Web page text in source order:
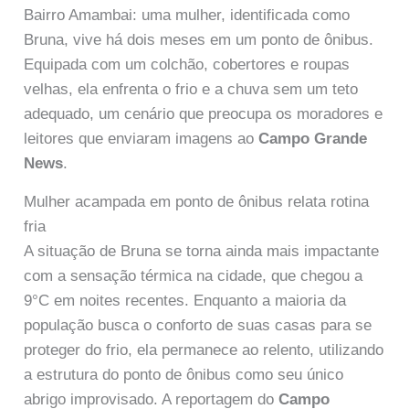
Bairro Amambai: uma mulher, identificada como
Bruna, vive há dois meses em um ponto de ônibus.
Equipada com um colchão, cobertores e roupas
velhas, ela enfrenta o frio e a chuva sem um teto
adequado, um cenário que preocupa os moradores e
leitores que enviaram imagens aoCampo Grande
News.
Mulher acampada em ponto de ônibus relata rotina
fria
A situação de Bruna se torna ainda mais impactante
com a sensação térmica na cidade, que chegou a
9°C em noites recentes. Enquanto a maioria da
população busca o conforto de suas casas para se
proteger do frio, ela permanece ao relento, utilizando
a estrutura do ponto de ônibus como seu único
abrigo improvisado. A reportagem doCampo